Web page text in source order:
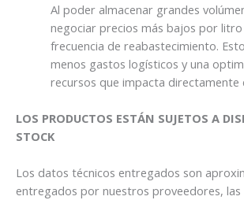
Al poder almacenar grandes
negociar precios más bajos por
frecuencia de reabastecimiento.
menos gastos logísticos y una
recursos que impacta directamente
LOS PRODUCTOS ESTÁN SUJETOS A
STOCK
Los datos técnicos entregados son
entregados por nuestros proveedores, las